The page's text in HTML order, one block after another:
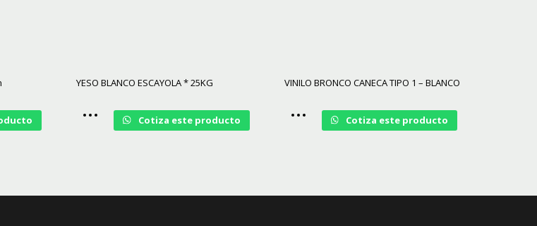
YESO BLANCO ESCAYOLA * 25KG
Cotiza este producto
VINILO BRONCO CANECA TIPO 1 – BLANCO
Cotiza este producto